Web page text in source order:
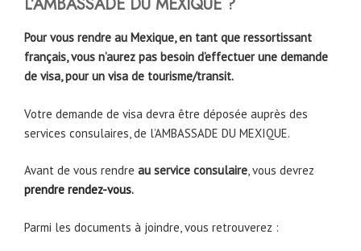
L’AMBASSADE DU MEXIQUE ?
Pour vous rendre au Mexique, en tant que ressortissant
français, vous n’aurez pas besoin d’effectuer une demande
de visa, pour un visa de tourisme/transit.
Votre demande de visa devra être déposée auprès des
services consulaires, de l’AMBASSADE DU MEXIQUE.
Avant de vous rendre au service consulaire, vous devrez
prendre rendez-vous.
Parmi les documents à joindre, vous retrouverez :